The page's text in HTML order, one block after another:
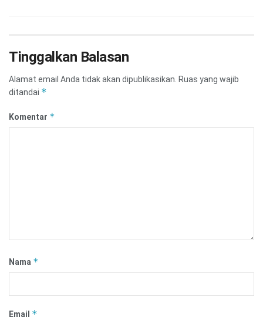
Tinggalkan Balasan
Alamat email Anda tidak akan dipublikasikan. Ruas yang wajib
ditandai *
Komentar *
Nama *
Email *